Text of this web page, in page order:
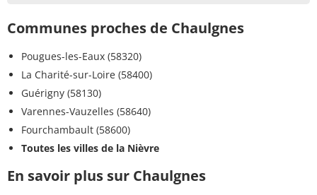
Communes proches de Chaulgnes
Pougues-les-Eaux (58320)
La Charité-sur-Loire (58400)
Guérigny (58130)
Varennes-Vauzelles (58640)
Fourchambault (58600)
Toutes les villes de la Nièvre
En savoir plus sur Chaulgnes